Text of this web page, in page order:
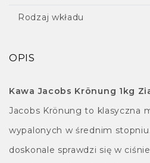
Rodzaj wkładu
OPIS
Kawa Jacobs Krönung 1kg
Jacobs Krönung to klasyczna
wypalonych w średnim
doskonale sprawdzi się w